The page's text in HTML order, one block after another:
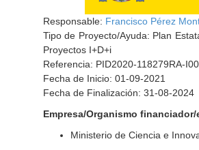
Responsable: Francisco Pérez
Tipo de Proyecto/Ayuda: Plan
Proyectos I+D+i
Referencia: PID2020-118279RA-I00
Fecha de Inicio: 01-09-2021
Fecha de Finalización: 31-08-2024
Empresa/Organismo financiador/
Ministerio de Ciencia e